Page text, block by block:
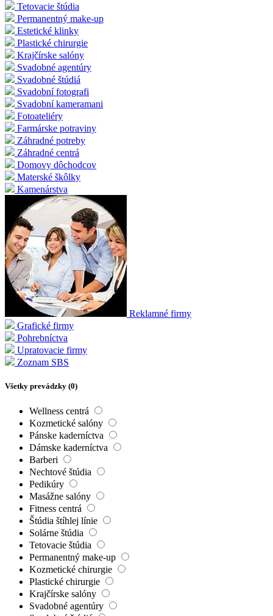
Tetovacie štúdia
Permanentný make-up
Estetické klinky
Plastické chirurgie
Krajčírske salóny
Svadobné agentúry
Svadobné štúdiá
Svadobní fotografi
Svadobní kameramani
Fotoateliéry
Farmárske potraviny
Záhradné potreby
Záhradné centrá
Domovy dôchodcov
Materské škôlky
Kamenárstva
Reklamné firmy
Grafické firmy
Pohrebníctva
Upratovacie firmy
Zoznam SBS
Všetky prevádzky (0)
Wellness centrá
Kozmetické salóny
Pánske kaderníctva
Dámske kaderníctva
Barberi
Nechtové štúdia
Pedikúry
Masážne salóny
Fitness centrá
Štúdia štíhlej línie
Solárne štúdia
Tetovacie štúdia
Permanentný make-up
Kozmetické chirurgie
Plastické chirurgie
Krajčírske salóny
Svadobné agentúry